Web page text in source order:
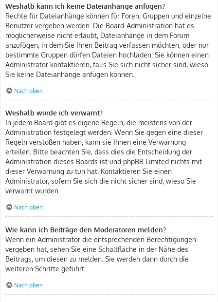
Weshalb kann ich keine Dateianhänge anfügen?
Rechte für Dateianhänge können für Foren, Gruppen und einzelne
Benutzer vergeben werden. Die Board-Administration hat es
möglicherweise nicht erlaubt, Dateianhänge in dem Forum
anzufügen, in dem Sie Ihren Beitrag verfassen möchten, oder nur
bestimmte Gruppen dürfen Dateien hochladen. Sie können einen
Administrator kontaktieren, falls Sie sich nicht sicher sind, wieso
Sie keine Dateianhänge anfügen können.
Nach oben
Weshalb wurde ich verwarnt?
In jedem Board gibt es eigene Regeln, die meistens von der
Administration festgelegt werden. Wenn Sie gegen eine dieser
Regeln verstoßen haben, kann sie Ihnen eine Verwarnung
erteilen. Bitte beachten Sie, dass dies die Entscheidung der
Administration dieses Boards ist und phpBB Limited nichts mit
dieser Verwarnung zu tun hat. Kontaktieren Sie einen
Administrator, sofern Sie sich die nicht sicher sind, wieso Sie
verwarnt wurden.
Nach oben
Wie kann ich Beiträge den Moderatoren melden?
Wenn ein Administrator die entsprechenden Berechtigungen
vergeben hat, sehen Sie eine Schaltfläche in der Nähe des
Beitrags, um diesen zu melden. Sie werden dann durch die
weiteren Schritte geführt.
Nach oben